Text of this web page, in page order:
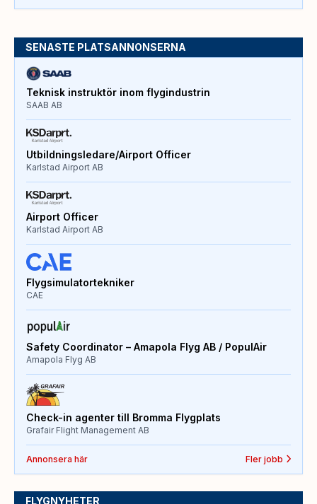
SENASTE PLATSANNONSERNA
Teknisk instruktör inom flygindustrin
SAAB AB
Utbildningsledare/Airport Officer
Karlstad Airport AB
Airport Officer
Karlstad Airport AB
Flygsimulatortekniker
CAE
Safety Coordinator – Amapola Flyg AB / PopulAir
Amapola Flyg AB
Check-in agenter till Bromma Flygplats
Grafair Flight Management AB
Annonsera här Fler jobb
FLYGNYHETER